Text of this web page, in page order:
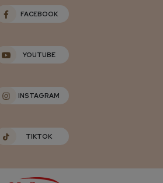
FACEBOOK
YOUTUBE
INSTAGRAM
TIKTOK